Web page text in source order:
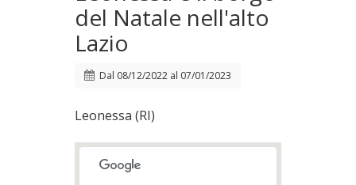
del Natale nell'alto
Lazio
Dal 08/12/2022 al 07/01/2023
Leonessa (RI)